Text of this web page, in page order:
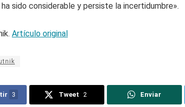
sido considerable y persiste la incertidumbre».
Artículo original
3 Tweet 2 Enviar